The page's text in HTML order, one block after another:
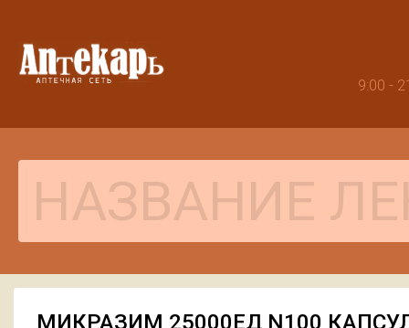
9:00 -
МИКРАЗИМ 25000ЕД N100